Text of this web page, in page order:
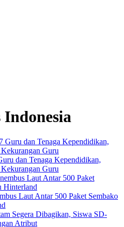
dan Tenaga Kependidikan,
Guru
Laut Antar 500 Paket Sembako